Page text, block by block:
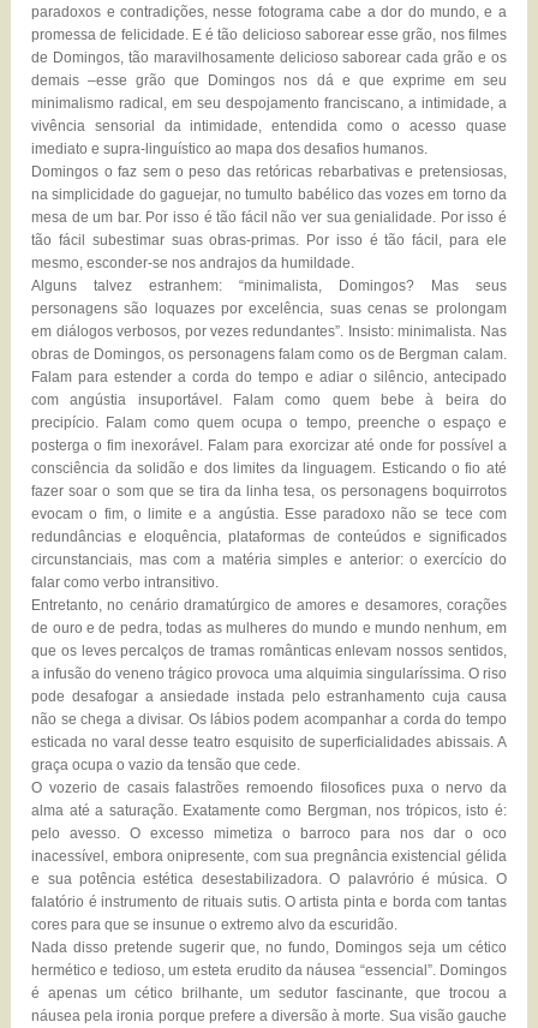
paradoxos e contradições, nesse fotograma cabe a dor do mundo, e a
promessa de felicidade. E é tão delicioso saborear esse grão, nos filmes
de Domingos, tão maravilhosamente delicioso saborear cada grão e os
demais –esse grão que Domingos nos dá e que exprime em seu
minimalismo radical, em seu despojamento franciscano, a intimidade, a
vivência sensorial da intimidade, entendida como o acesso quase
imediato e supra-linguístico ao mapa dos desafios humanos.
Domingos o faz sem o peso das retóricas rebarbativas e pretensiosas,
na simplicidade do gaguejar, no tumulto babélico das vozes em torno da
mesa de um bar. Por isso é tão fácil não ver sua genialidade. Por isso é
tão fácil subestimar suas obras-primas. Por isso é tão fácil, para ele
mesmo, esconder-se nos andrajos da humildade.
Alguns talvez estranhem: “minimalista, Domingos? Mas seus
personagens são loquazes por excelência, suas cenas se prolongam
em diálogos verbosos, por vezes redundantes”. Insisto: minimalista. Nas
obras de Domingos, os personagens falam como os de Bergman calam.
Falam para estender a corda do tempo e adiar o silêncio, antecipado
com angústia insuportável. Falam como quem bebe à beira do
precipício. Falam como quem ocupa o tempo, preenche o espaço e
posterga o fim inexorável. Falam para exorcizar até onde for possível a
consciência da solidão e dos limites da linguagem. Esticando o fio até
fazer soar o som que se tira da linha tesa, os personagens boquirrotos
evocam o fim, o limite e a angústia. Esse paradoxo não se tece com
redundâncias e eloquência, plataformas de conteúdos e significados
circunstanciais, mas com a matéria simples e anterior: o exercício do
falar como verbo intransitivo.
Entretanto, no cenário dramatúrgico de amores e desamores, corações
de ouro e de pedra, todas as mulheres do mundo e mundo nenhum, em
que os leves percalços de tramas românticas enlevam nossos sentidos,
a infusão do veneno trágico provoca uma alquimia singularíssima. O riso
pode desafogar a ansiedade instada pelo estranhamento cuja causa
não se chega a divisar. Os lábios podem acompanhar a corda do tempo
esticada no varal desse teatro esquisito de superficialidades abissais. A
graça ocupa o vazio da tensão que cede.
O vozerio de casais falastrões remoendo filosofices puxa o nervo da
alma até a saturação. Exatamente como Bergman, nos trópicos, isto é:
pelo avesso. O excesso mimetiza o barroco para nos dar o oco
inacessível, embora onipresente, com sua pregnância existencial gélida
e sua potência estética desestabilizadora. O palavrório é música. O
falatório é instrumento de rituais sutis. O artista pinta e borda com tantas
cores para que se insunue o extremo alvo da escuridão.
Nada disso pretende sugerir que, no fundo, Domingos seja um cético
hermético e tedioso, um esteta erudito da náusea “essencial”. Domingos
é apenas um cético brilhante, um sedutor fascinante, que trocou a
náusea pela ironia porque prefere a diversão à morte. Sua visão gauche